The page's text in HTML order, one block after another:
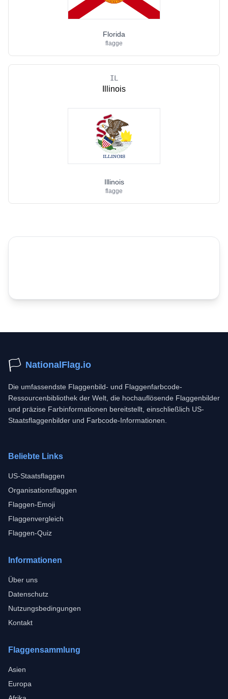
Florida
flagge
IL
Illinois
Illinois
flagge
🏳️ NationalFlag.io
Die umfassendste Flaggenbild- und Flaggenfarbcode-
Ressourcenbibliothek der Welt, die hochauflösende Flaggenbilder
und präzise Farbinformationen bereitstellt, einschließlich US-
Staatsflaggenbilder und Farbcode-Informationen.
Beliebte Links
US-Staatsflaggen
Organisationsflaggen
Flaggen-Emoji
Flaggenvergleich
Flaggen-Quiz
Informationen
Über uns
Datenschutz
Nutzungsbedingungen
Kontakt
Flaggensammlung
Asien
Europa